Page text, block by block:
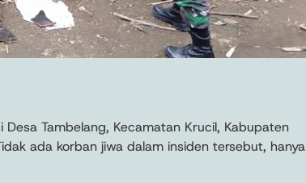
Tambelang, Kecamatan Krucil, Kabupaten
ada korban jiwa dalam insiden tersebut, hanya